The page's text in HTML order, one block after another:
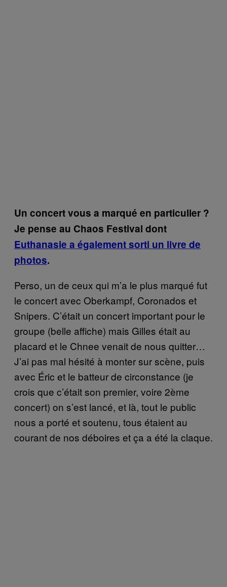
Un concert vous a marqué en particulier ?
Je pense au Chaos Festival dont
Euthanasie a également sorti un livre de
photos.
Perso, un de ceux qui m’a le plus marqué fut
le concert avec Oberkampf, Coronados et
Snipers. C’était un concert important pour le
groupe (belle affiche) mais Gilles était au
placard et le Chnee venait de nous quitter…
J’ai pas mal hésité à monter sur scène, puis
avec Éric et le batteur de circonstance (je
crois que c’était son premier, voire 2ème
concert) on s’est lancé, et là, tout le public
nous a porté et soutenu, tous étaient au
courant de nos déboires et ça a été la claque.